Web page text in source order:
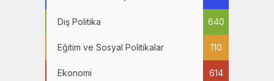
Dış Politika 640
Eğitim ve Sosyal Politikalar 110
Ekonomi 614